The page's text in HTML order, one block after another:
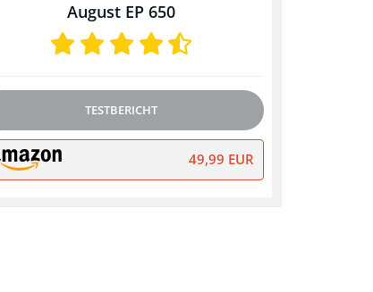
August EP 650
TESTBERICHT
49,99 EUR